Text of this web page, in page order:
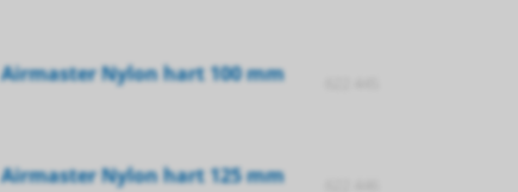
Airmaster Nylon hart 100 mm
Airmaster Nylon hart 125 mm